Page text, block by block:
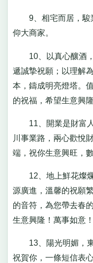
9、相宅而居，駿
仰大商家。
10、以真心釀酒，
遞誠摯祝願；以理解
本，鑄成明亮燈塔。
的祝福，希望生意興
11、開業是財富人
川事業路，兩心歡悅
端，祝你生意興旺，
12、地上鮮花燦爛
源廣進，溫馨的祝願
的音符，為您帶去春
生意興隆！萬事如意！
13、陽光明媚，東
祝賀你，一條短信表